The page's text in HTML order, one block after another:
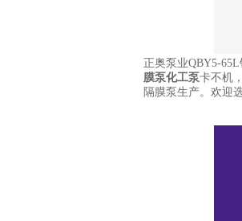
正奥泵业QBY5-
膜泵化工泵卡不机
隔膜泵生产。欢迎